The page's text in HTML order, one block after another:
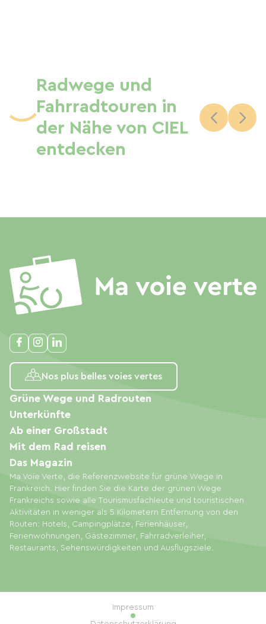
Radwege und
Fahrradtouren in
der Nähe von CIEL
entdecken
Nos plus belles voies vertes
Ma Voie Verte, die Referenzwebsite für grüne Wege in
Frankreich. Hier finden Sie die Karte der grünen Wege
Frankreichs sowie alle Tourismusfachleute und touristischen
Aktivitäten in weniger als 5 Kilometern Entfernung von den
Routen: Hotels, Campingplätze, Ferienhäuser,
Ferienwohnungen, Gästezimmer, Fahrradverleiher,
Restaurants, Sehenswürdigkeiten und Ausflugsziele.
Grüne Wege und Radrouten
Unterkünfte
Ab einer Großstadt
Mit dem Rad reisen
Das Magazin
Impressum